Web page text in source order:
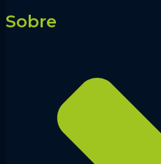
Sobre